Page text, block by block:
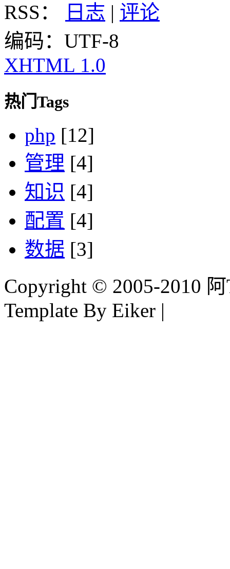
RSS：
日志 | 评论
编码：UTF-8
XHTML 1.0
热门Tags
php [12]
管理 [4]
知识 [4]
配置 [4]
数据 [3]
Copyright © 2005-2010
Template By Eiker |